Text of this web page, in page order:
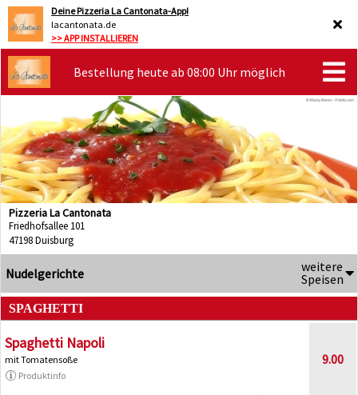
Deine Pizzeria La Cantonata-App!
lacantonata.de
>> APP INSTALLIEREN
Bestellung heute ab 08:00 Uhr möglich
Pizzeria La Cantonata
Friedhofsallee 101
47198 Duisburg
Nudelgerichte
weitere
Speisen
SPAGHETTI
Spaghetti Napoli
mit Tomatensoße
Produktinfo
9.00